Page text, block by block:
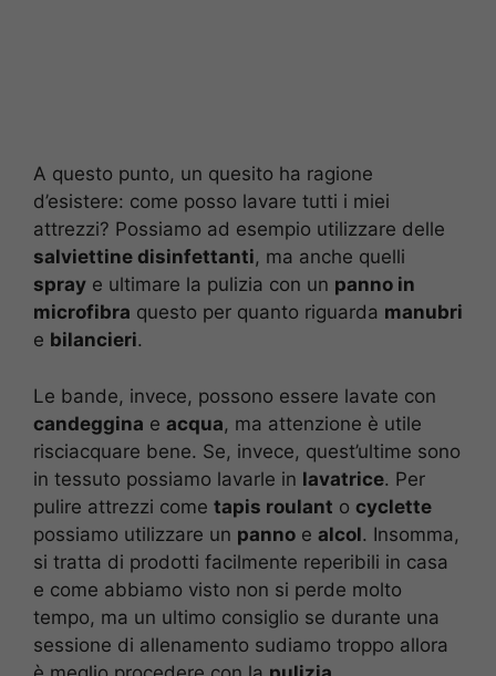
A questo punto, un quesito ha ragione
d’esistere: come posso lavare tutti i miei
attrezzi? Possiamo ad esempio utilizzare delle
salviettine disinfettanti, ma anche quelli
spray e ultimare la pulizia con un panno in
microfibra questo per quanto riguarda manubri
e bilancieri.
Le bande, invece, possono essere lavate con
candeggina e acqua, ma attenzione è utile
risciacquare bene. Se, invece, quest’ultime sono
in tessuto possiamo lavarle in lavatrice. Per
pulire attrezzi come tapis roulant o cyclette
possiamo utilizzare un panno e alcol. Insomma,
si tratta di prodotti facilmente reperibili in casa
e come abbiamo visto non si perde molto
tempo, ma un ultimo consiglio se durante una
sessione di allenamento sudiamo troppo allora